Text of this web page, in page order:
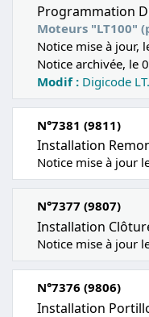
Programmation
Moteurs "LT100"
Notice mise à jour,
Notice archivée, le
Modif : Digicode LT.
N°7381 (9811)
Installation
Notice mise à jour
N°7377 (9807)
Installation
Notice mise à jour
N°7376 (9806)
Installation